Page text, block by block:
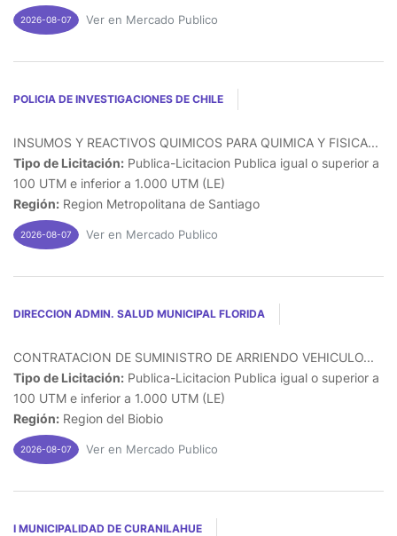
2026-08-07 Ver en Mercado Publico
POLICIA DE INVESTIGACIONES DE CHILE
INSUMOS Y REACTIVOS QUIMICOS PARA QUIMICA Y FISICA...
Tipo de Licitación: Publica-Licitacion Publica igual o superior a
100 UTM e inferior a 1.000 UTM (LE)
Región: Region Metropolitana de Santiago
2026-08-07 Ver en Mercado Publico
DIRECCION ADMIN. SALUD MUNICIPAL FLORIDA
CONTRATACION DE SUMINISTRO DE ARRIENDO VEHICULO...
Tipo de Licitación: Publica-Licitacion Publica igual o superior a
100 UTM e inferior a 1.000 UTM (LE)
Región: Region del Biobio
2026-08-07 Ver en Mercado Publico
I MUNICIPALIDAD DE CURANILAHUE